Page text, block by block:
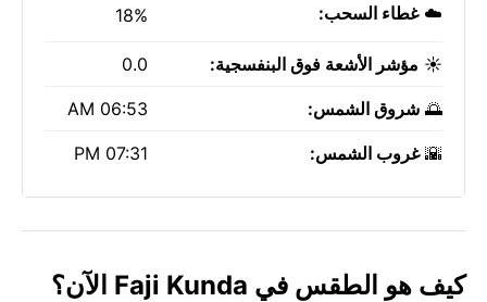
☁️غطاء السحب: 18%
☀️ مؤشر الأشعة فوق البنفسجية: 0.0
🌅 شروق الشمس: 06:53 AM
🌇غروب الشمس: 07:31 PM
كيف هو الطقس في Faji Kunda الآن؟